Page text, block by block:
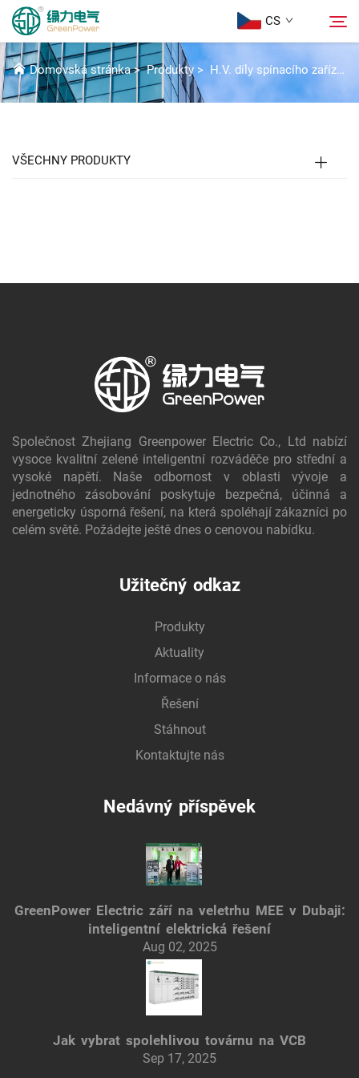
CS
Produkty
KRMÍCÍ MECHANISMUS
Domovská stránka>Produkty > H.V. díly spínacího zařízení
VŠECHNY PRODUKTY
Společnost Zhejiang Greenpower Electric Co., Ltd nabízí
vysoce kvalitní zelené inteligentní rozváděče pro střední a
vysoké napětí. Naše odbornost v oblasti vývoje a
jednotného zásobování poskytuje bezpečná, účinná a
energeticky úsporná řešení, na která spoléhají zákazníci po
celém světě. Požádejte ještě dnes o cenovou nabídku.
Užitečný odkaz
Produkty
Aktuality
Informace o nás
Řešení
Stáhnout
Kontaktujte nás
Nedávný příspěvek
GreenPower Electric září na veletrhu MEE v Dubaji:
inteligentní elektrická řešení
Aug 02, 2025
Jak vybrat spolehlivou továrnu na VCB
Sep 17, 2025